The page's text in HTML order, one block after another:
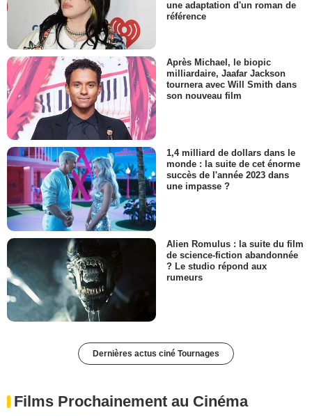
une adaptation d'un roman de
référence
Après Michael, le biopic
milliardaire, Jaafar Jackson
tournera avec Will Smith dans
son nouveau film
1,4 milliard de dollars dans le
monde : la suite de cet énorme
succès de l'année 2023 dans
une impasse ?
Alien Romulus : la suite du film
de science-fiction abandonnée
? Le studio répond aux
rumeurs
Dernières actus ciné Tournages
Films Prochainement au Cinéma